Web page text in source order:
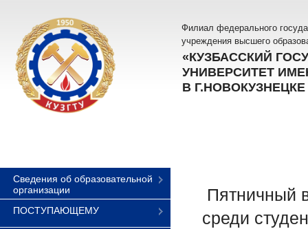
Филиал федерального
учреждения высшего
«КУЗБАССКИЙ
УНИВЕРСИТЕТ
В Г.НОВОКУЗНЕЦКЕ
Сведения об образовательной
организации
ПОСТУПАЮЩЕМУ
Пятничный
среди